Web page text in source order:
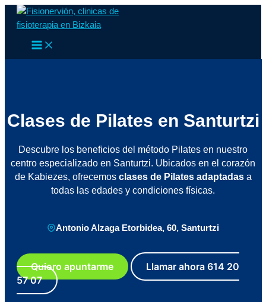
Ir
Main
Menu
Clases de Pilates en Santurtzi
Descubre los beneficios del método Pilates en nuestro
centro especializado en Santurtzi. Ubicados en el corazón
de Kabiezes, ofrecemos clases de Pilates adaptadasa
todas las edades y condiciones físicas.
Antonio Alzaga Etorbidea, 60, Santurtzi
Quiero apuntarme
Llamar ahora 614 20
57 07